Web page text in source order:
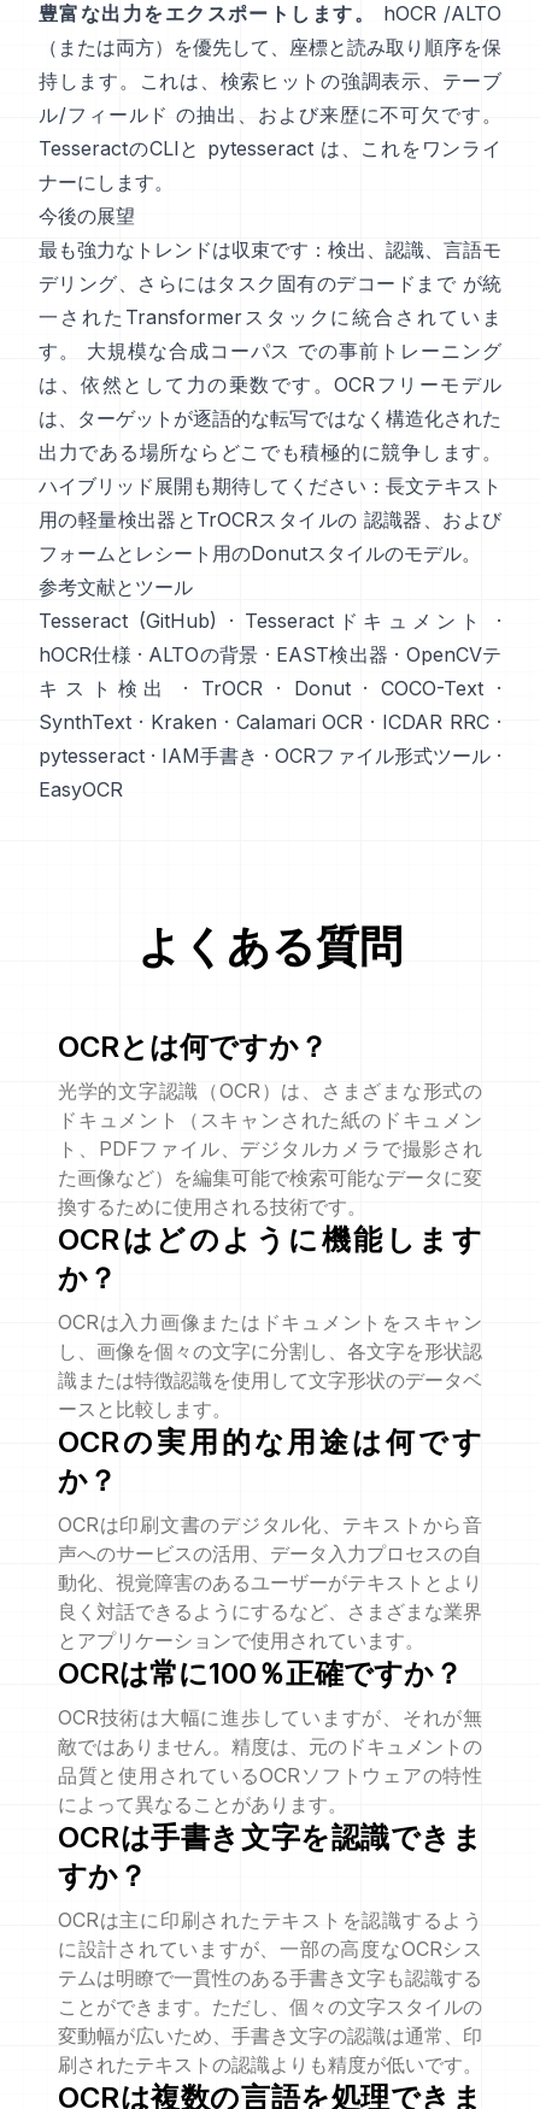
豊富な出力をエクスポートします。
hOCR /ALTO
（または両方）を優先して、座標と読み取り順序を保
持します。これは、検索ヒットの強調表示、テーブ
ル/フィールド の抽出、および来歴に不可欠です。
TesseractのCLIと pytesseract は、これをワンライ
ナーにします。
今後の展望
最も強力なトレンドは収束です：検出、認識、言語モ
デリング、さらにはタスク固有のデコードまで が統
一されたTransformerスタックに統合されていま
す。
大規模な合成コーパス での事前トレーニング
は、依然として力の乗数です。OCRフリーモデル
は、ターゲットが逐語的な転写ではなく構造化された
出力である場所ならどこでも積極的に競争します。
ハイブリッド展開も期待してください：長文テキスト
用の軽量検出器とTrOCRスタイルの 認識器、および
フォームとレシート用のDonutスタイルのモデル。
参考文献とツール
Tesseract (GitHub)
· Tesseractドキュメント
·
hOCR仕様 · ALTOの背景 · EAST検出器 · OpenCVテ
キスト検出
· TrOCR· Donut·COCO-Text ·
SynthText · Kraken · Calamari OCR · ICDAR RRC ·
pytesseract · IAM手書き ·OCRファイル形式ツール·
EasyOCR
よくある質問
OCRとは何ですか？
光学的文字認識（OCR）は、さまざまな形式の
ドキュメント（スキャンされた紙のドキュメン
ト、PDFファイル、デジタルカメラで撮影され
た画像など）を編集可能で検索可能なデータに変
換するために使用される技術です。
OCRはどのように機能します
か？
OCRは入力画像またはドキュメントをスキャン
し、画像を個々の文字に分割し、各文字を形状認
識または特徴認識を使用して文字形状のデータベ
ースと比較します。
OCRの実用的な用途は何です
か？
OCRは印刷文書のデジタル化、テキストから音
声へのサービスの活用、データ入力プロセスの自
動化、視覚障害のあるユーザーがテキストとより
良く対話できるようにするなど、さまざまな業界
とアプリケーションで使用されています。
OCRは常に100％正確ですか？
OCR技術は大幅に進歩していますが、それが無
敵ではありません。精度は、元のドキュメントの
品質と使用されているOCRソフトウェアの特性
によって異なることがあります。
OCRは手書き文字を認識できま
すか？
OCRは主に印刷されたテキストを認識するよう
に設計されていますが、一部の高度なOCRシス
テムは明瞭で一貫性のある手書き文字も認識する
ことができます。ただし、個々の文字スタイルの
変動幅が広いため、手書き文字の認識は通常、印
刷されたテキストの認識よりも精度が低いです。
OCRは複数の言語を処理できま